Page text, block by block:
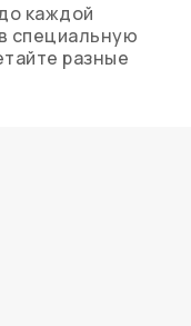
каждой
специальную
разные